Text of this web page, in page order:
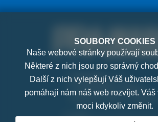
PRAMARK, s.r.o.
K Letňanům 1036/7
182 00 Praha 8 -
E-mail:
SOUBORY COOKIES
Naše webové stránky používají
Některé z nich jsou pro správný
Další z nich vylepšují Váš
pomáhají nám náš web rozvíjet. Váš
moci kdykoliv změnit.